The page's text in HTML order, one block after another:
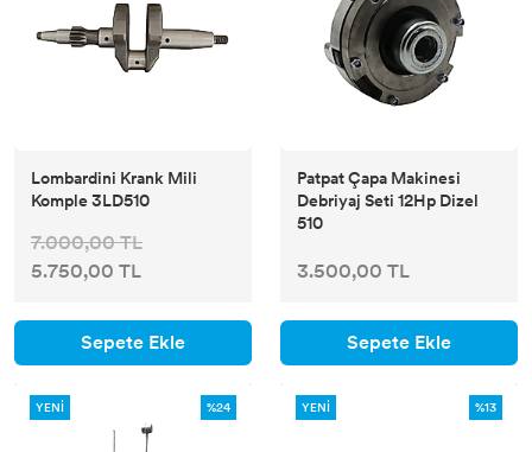
Lombardini Krank Mili
Komple 3LD510
7.000,00 TL
5.750,00 TL
Sepete Ekle
Patpat Çapa Makinesi
Debriyaj Seti 12Hp Dizel
510
3.500,00 TL
Sepete Ekle
YENİ %24 YENİ %13